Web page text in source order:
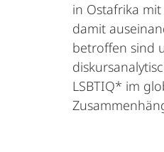
in Ostafrika mit
damit
betroffen sind
LSBTIQ* im